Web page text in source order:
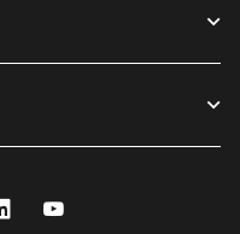
nueva
ventana nueva
Linkedin
una ventana nueva
Abre una ventana